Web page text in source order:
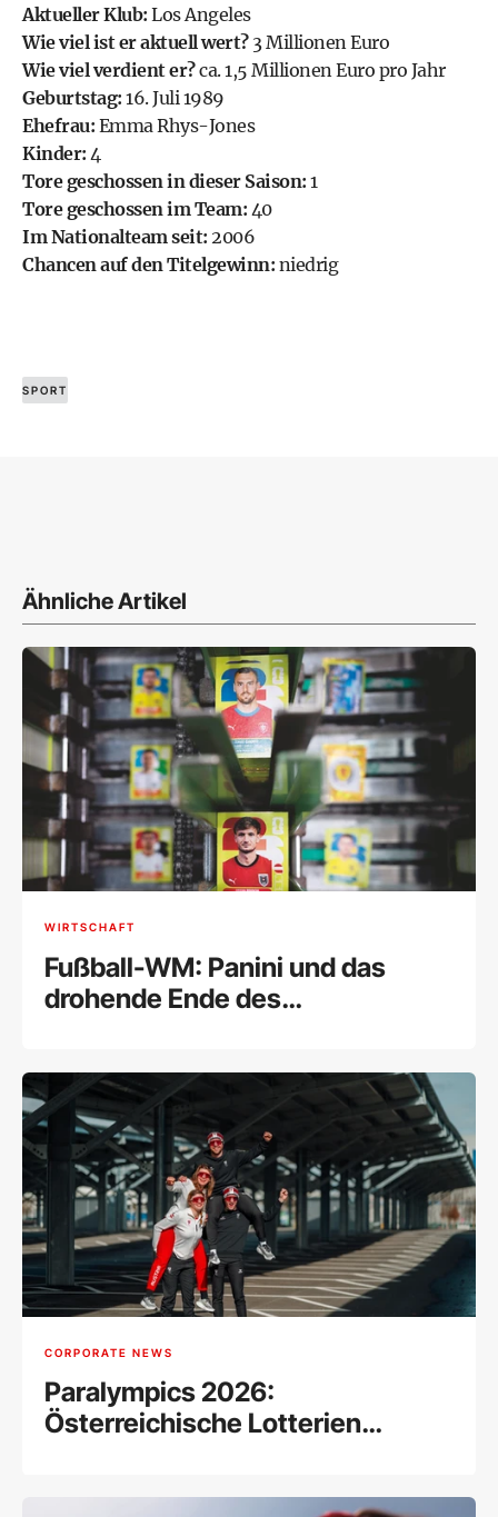
Aktueller Klub: Los Angeles
Wie viel ist er aktuell wert?3 Millionen Euro
Wie viel verdient er?ca. 1,5 Millionen Euro pro Jahr
Geburtstag: 16. Juli 1989
Ehefrau: Emma Rhys-Jones
Kinder: 4
Tore geschossen in dieser Saison: 1
Tore geschossen im Team: 40
Im Nationalteam seit: 2006
Chancen auf den Titelgewinn: niedrig
SPORT
Ähnliche Artikel
WIRTSCHAFT
Fußball-WM: Panini und das
drohende Ende des
CORPORATE NEWS
Paralympics 2026:
Österreichische Lotterien